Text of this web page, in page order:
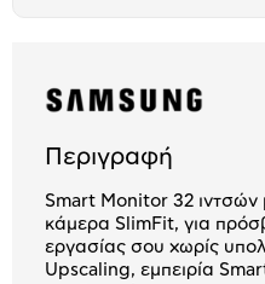
Περιγραφή
Smart Monitor 32 ιντσών
κάμερα SlimFit, για
εργασίας σου χωρίς
Upscaling, εμπειρία